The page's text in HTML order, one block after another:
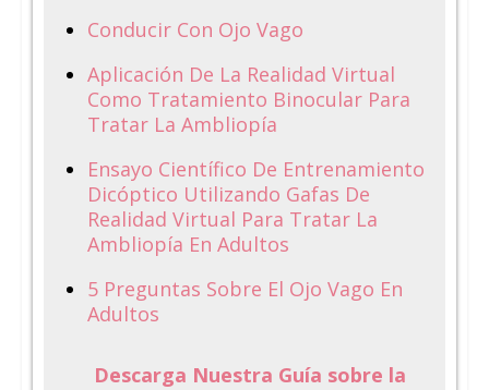
Conducir Con Ojo Vago
Aplicación De La Realidad Virtual
Como Tratamiento Binocular Para
Tratar La Ambliopía
Ensayo Científico De Entrenamiento
Dicóptico Utilizando Gafas De
Realidad Virtual Para Tratar La
Ambliopía En Adultos
5 Preguntas Sobre El Ojo Vago En
Adultos
Descarga Nuestra Guía sobre la